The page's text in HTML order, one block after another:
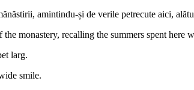
amintindu-și de verile petrecute aici,
monastery, recalling the summers spent here
larg.
smile.